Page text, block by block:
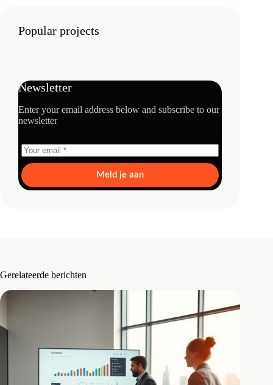
Popular projects
Newsletter
Enter your email address below and subscribe to our
newsletter
Meld je aan
Gerelateerde berichten